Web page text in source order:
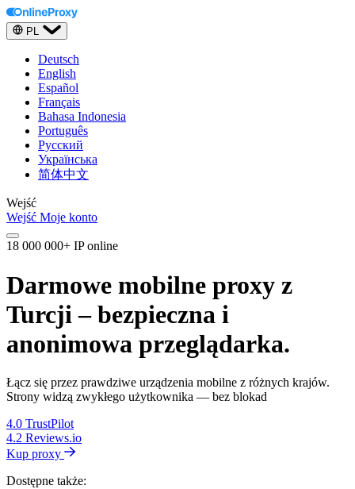
PL
Deutsch
English
Español
Français
Bahasa Indonesia
Português
Русский
Українська
简体中文
Wejść
Wejść Moje konto
18 000 000+ IP online
Darmowe mobilne proxy z
Turcji – bezpieczna i
anonimowa przeglądarka.
Łącz się przez prawdziwe urządzenia mobilne z różnych krajów.
Strony widzą zwykłego użytkownika — bez blokad
4.0 TrustPilot
4.2 Reviews.io
Kup proxy
Dostępne także: